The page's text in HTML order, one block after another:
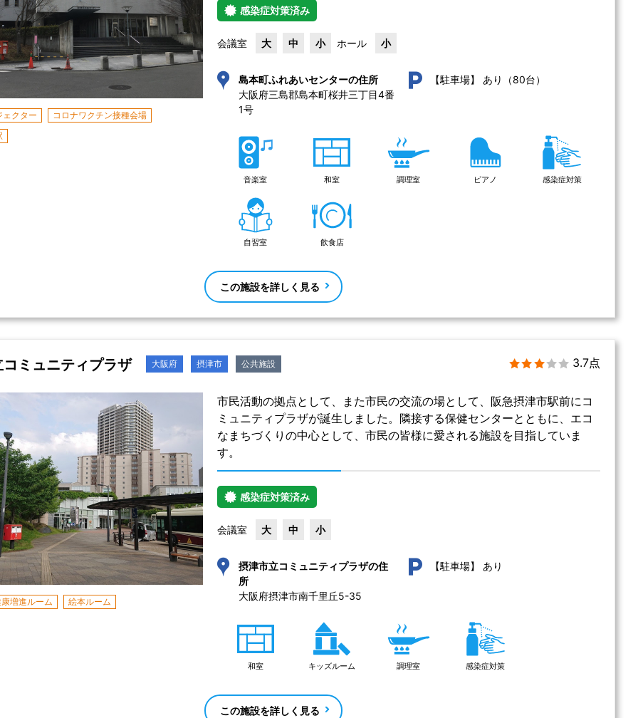
ェクター
コロナワクチン接種会場
感染症対策済み
会議室 大 中 小 ホール 小
島本町ふれあいセンターの住所
大阪府三島郡島本町桜井三丁目4番
1号
【駐車場】 あり（80台）
音楽室 和室 調理室 ピアノ 感染症対策
自習室 飲食店
この施設を詳しく見る
ミュニティプラザ 大阪府 摂津市 公共施設 3.7点
増進ルーム 絵本ルーム
市民活動の拠点として、また市民の交流の場として、阪急摂津市駅前にコ
ミュニティプラザが誕生しました。隣接する保健センターとともに、エコ
なまちづくりの中心として、市民の皆様に愛される施設を目指していま
す。
感染症対策済み
会議室 大 中 小
摂津市立コミュニティプラザの住
所
大阪府摂津市南千里丘5-35
【駐車場】 あり
和室 キッズルーム 調理室 感染症対策
この施設を詳しく見る